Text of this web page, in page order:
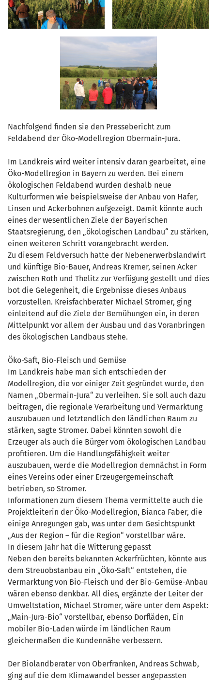
Nachfolgend finden sie den Pressebericht zum
Feldabend der Öko-Modellregion Obermain-Jura.
Im Landkreis wird weiter intensiv daran gearbeitet, eine
Öko-Modellregion in Bayern zu werden. Bei einem
ökologischen Feldabend wurden deshalb neue
Kulturformen wie beispielsweise der Anbau von Hafer,
Linsen und Ackerbohnen aufgezeigt. Damit könnte auch
eines der wesentlichen Ziele der Bayerischen
Staatsregierung, den „ökologischen Landbau“ zu stärken,
einen weiteren Schritt vorangebracht werden.
Zu diesem Feldversuch hatte der Nebenerwerbslandwirt
und künftige Bio-Bauer, Andreas Kremer, seinen Acker
zwischen Roth und Thelitz zur Verfügung gestellt und dies
bot die Gelegenheit, die Ergebnisse dieses Anbaus
vorzustellen. Kreisfachberater Michael Stromer, ging
einleitend auf die Ziele der Bemühungen ein, in deren
Mittelpunkt vor allem der Ausbau und das Voranbringen
des ökologischen Landbaus stehe.
Öko-Saft, Bio-Fleisch und Gemüse
Im Landkreis habe man sich entschieden der
Modellregion, die vor einiger Zeit gegründet wurde, den
Namen „Obermain-Jura“ zu verleihen. Sie soll auch dazu
beitragen, die regionale Verarbeitung und Vermarktung
auszubauen und letztendlich den ländlichen Raum zu
stärken, sagte Stromer. Dabei könnten sowohl die
Erzeuger als auch die Bürger vom ökologischen Landbau
profitieren. Um die Handlungsfähigkeit weiter
auszubauen, werde die Modellregion demnächst in Form
eines Vereins oder einer Erzeugergemeinschaft
betrieben, so Stromer.
Informationen zum diesem Thema vermittelte auch die
Projektleiterin der Öko-Modellregion, Bianca Faber, die
einige Anregungen gab, was unter dem Gesichtspunkt
„Aus der Region – für die Region“ vorstellbar wäre.
In diesem Jahr hat die Witterung gepasst
Neben den bereits bekannten Ackerfrüchten, könnte aus
dem Streuobstanbau ein „Öko-Saft“ entstehen, die
Vermarktung von Bio-Fleisch und der Bio-Gemüse-Anbau
wären ebenso denkbar. All dies, ergänzte der Leiter der
Umweltstation, Michael Stromer, wäre unter dem Aspekt:
„Main-Jura-Bio“ vorstellbar, ebenso Dorfläden, Ein
mobiler Bio-Laden würde im ländlichen Raum
gleichermaßen die Kundennähe verbessern.
Der Biolandberater von Oberfranken, Andreas Schwab,
ging auf die dem Klimawandel besser angepassten